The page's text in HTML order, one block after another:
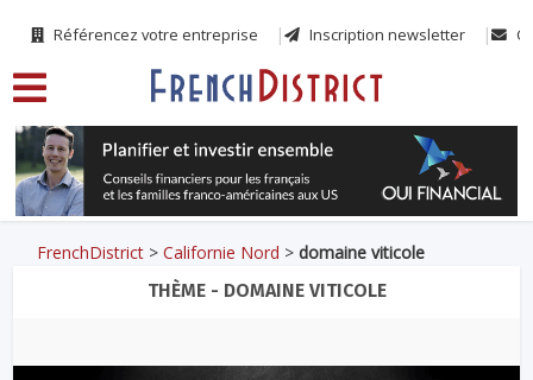
Référencez votre entreprise Inscription newsletter
FrenchDistrict >Californie Nord >domaine viticole
THÈME - DOMAINE VITICOLE